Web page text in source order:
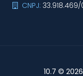
CNPJ:
10.7 © 2026